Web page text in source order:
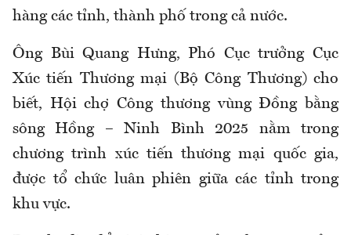
hàng các tỉnh, thành phố trong cả nước.
Ông Bùi Quang Hưng, Phó Cục trưởng Cục
Xúc tiến Thương mại (Bộ Công Thương) cho
biết, Hội chợ Công thương vùng Đồng bằng
sông Hồng – Ninh Bình 2025 nằm trong
chương trình xúc tiến thương mại quốc gia,
được tổ chức luân phiên giữa các tỉnh trong
khu vực.